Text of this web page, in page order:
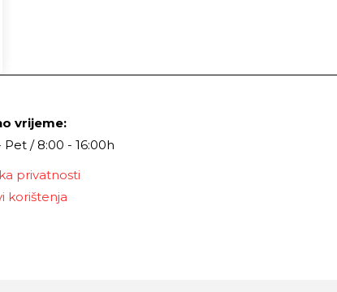
vrijeme:
Pet / 8:00 - 16:00h
privatnosti
korištenja